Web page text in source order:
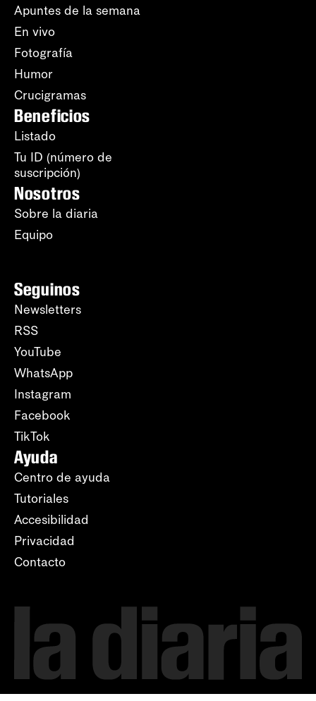
Apuntes de la semana
En vivo
Fotografía
Humor
Crucigramas
Beneficios
Listado
Tu ID (número de
suscripción)
Nosotros
Sobre la diaria
Equipo
Seguinos
Newsletters
RSS
YouTube
WhatsApp
Instagram
Facebook
TikTok
Ayuda
Centro de ayuda
Tutoriales
Accesibilidad
Privacidad
Contacto